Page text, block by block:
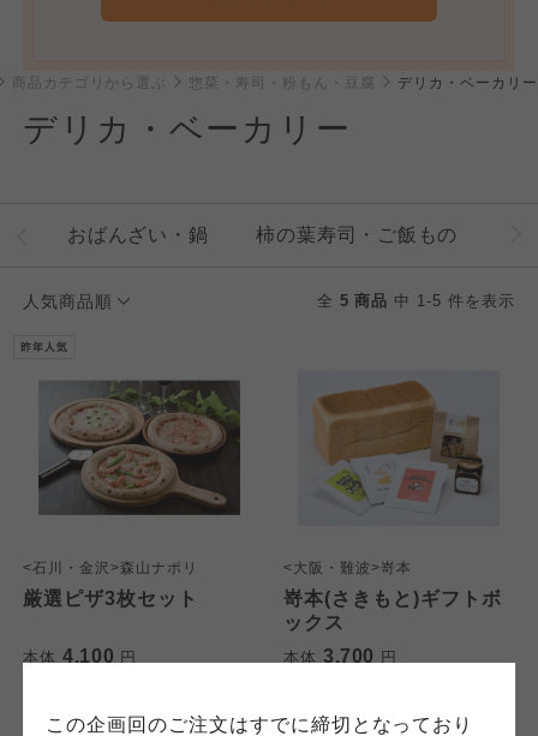
この企画回のご注文はすでに締切となっており
商品カテゴリから選ぶ 惣菜・寿司・粉もん・豆腐 デリカ・ベーカリー
デリカ・ベーカリー
おばんざい・鍋 柿の葉寿司・ご飯もの
人気商品順 全 5 商品 中 1-5 件を表示
<石川・金沢>森山ナポリ
厳選ピザ3枚セット
本体 4,100 円
<大阪・難波>嵜本
嵜本(さきもと)ギフトボ
ックス
本体 3,700 円
ご利用約款（ご利用規約・ご利
用規程）について
このサイトは7つの生協から業務委託を受けて、
コープきんき事業連合が運営しています。ご自
確認のうえ、ご利用ください。なお、クチコミ
投稿については、利用約款の細則として規定さ
コープしが
このサイトは7つの生協から業務委託を受けて、
コープきんき事業連合が運営しています。お預
かりしている個人情報については、コープ事業
連合、ならびに各生協の「個人情報保護方針」
おこなっています。
コープ事業連合、ならびに各生協の「個人情報
保護方針」については各生協のボタンをクリッ
クしてご確認ください。
特定商取引法に基づく表記につ
いて
このサイトは7つの生協から業務委託を受けて、
コープきんき事業連合が運営しています。販売
各生協の「特定商取引法に基づく表記につい
て」については各生協のボタンをクリックして
コープしが